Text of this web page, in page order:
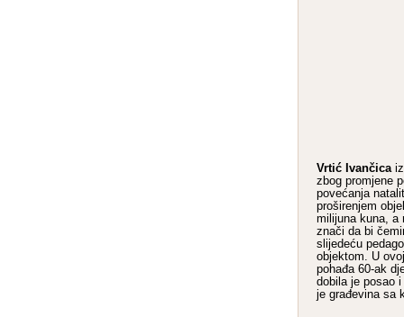
Vrtić Ivančica
zbog promjene
povećanja
proširenjem
milijuna kuna, a
znači da bi
slijedeću
objektom. U
pohađa 60-ak
dobila je posao
je građevina sa